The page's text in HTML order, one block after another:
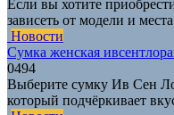
Если вы хотите
зависеть от модели и
Новости
Сумка женская
0494
Выберите сумку Ив Сен
который подчёркивает